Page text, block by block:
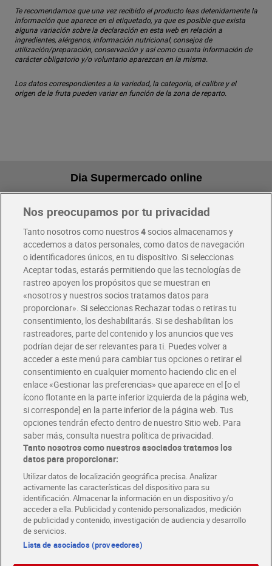
Te recomendamos que una vez recibido el producto leas detenidamente la
información que aparece en el etiquetado, ya que es posible que exista
alguna variación sobre la declaración en esta web en relación a
ingredientes, alérgenos, información nutricional, consejos de
utilización/preparación, conservación y así como cuanta información de
carácter obligatorio y/o voluntario aparezcan en la misma.
Los datos correspondientes a la variedad, la categoría, el calibre y el
origen de la fruta pueden variar en función de la zona de reparto.
Dia Supermercado online
Pide hoy, recibe hoy
Envío gratis por compras superiores a 100€
Envío estandar por 4,99€
Glovo y Uber Eats
Solicita tu factura de Glovo o Uber Eats
Únete al CLUB Dia
Disfruta las ventajas y ofertas exclusivas.
Descárgate la APP Dia
Folletos y Tiendas
Descubre las mejores ofertas y busca tu tienda más cercana
Tarjeta MaX Dia
Te devuelve hasta 8€/mes de tus compras.
¡Solicita tu tarjeta de crédito aquí!
COMER MEJOR CADA DIA
COLABORA CON DIA ABRE TU TIENDA DIA CORPORATE
Nos preocupamos por tu privacidad
Tanto nosotros como nuestros4socios almacenamos y
accedemos a datos personales, como datos de navegación
o identificadores únicos, en tu dispositivo. Si seleccionas
Aceptar todas, estarás permitiendo que las tecnologías de
rastreo apoyen los propósitos que se muestran en
«nosotros y nuestros socios tratamos datos para
proporcionar». Si seleccionas Rechazar todas o retiras tu
consentimiento, los deshabilitarás. Si se deshabilitan los
rastreadores, parte del contenido y los anuncios que ves
podrían dejar de ser relevantes para ti. Puedes volver a
acceder a este menú para cambiar tus opciones o retirar el
consentimiento en cualquier momento haciendo clic en el
enlace «Gestionar las preferencias» que aparece en el [o el
ícono flotante en la parte inferior izquierda de la página web,
si corresponde] en la parte inferior de la página web. Tus
opciones tendrán efecto dentro de nuestro Sitio web. Para
saber más, consulta nuestra política de privacidad.
Tanto nosotros como nuestros asociados tratamos los
datos para proporcionar:
Utilizar datos de localización geográfica precisa. Analizar
activamente las características del dispositivo para su
identificación. Almacenar la información en un dispositivo y/o
acceder a ella. Publicidad y contenido personalizados, medición
de publicidad y contenido, investigación de audiencia y desarrollo
de servicios.
Lista de asociados (proveedores)